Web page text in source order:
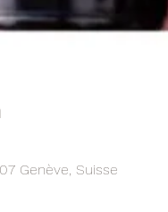
Genève, Suisse